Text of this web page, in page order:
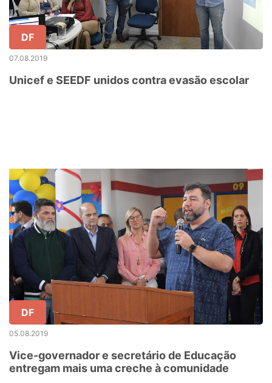
DF
07.08.2019
Unicef e SEEDF unidos contra evasão escolar
DF
05.08.2019
Vice-governador e secretário de Educação
entregam mais uma creche à comunidade